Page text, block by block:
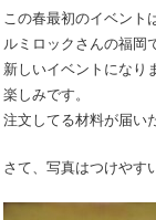
この春最初のイベント
ルミロックさんの福岡
新しいイベントになり
楽しみです。
注文してる材料が届い
さて、写真はつけやす